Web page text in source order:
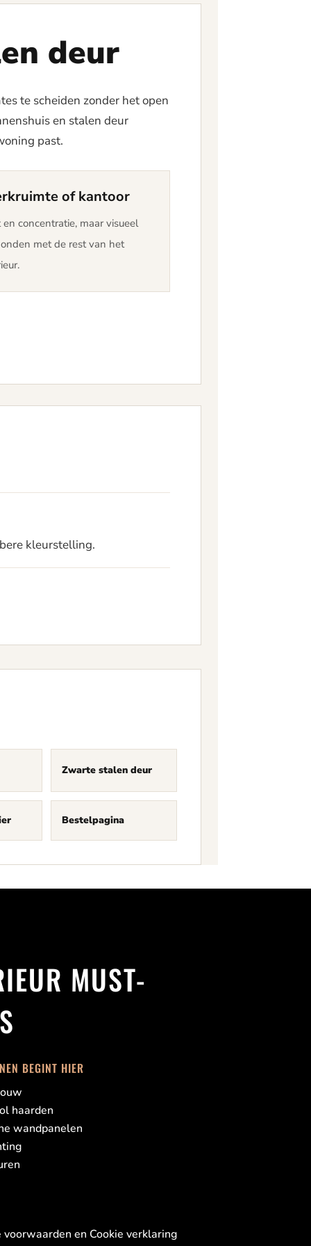
deur
te scheiden zonder het open
en stalen deur
past.
of kantoor
en concentratie, maar visueel
met de rest van het
kleurstelling.
Zwarte stalen deur
Bestelpagina
MUST-
BEGINT HIER
haarden
wandpanelen
en Cookie verklaring